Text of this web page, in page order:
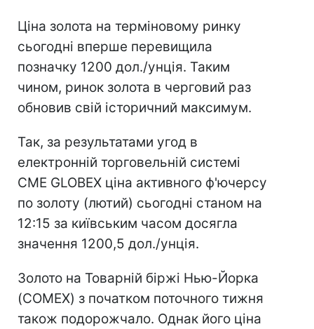
Ціна золота на терміновому ринку
сьогодні вперше перевищила
позначку 1200 дол./унція. Таким
чином, ринок золота в черговий раз
обновив свій історичний максимум.
Так, за результатами угод в
електронній торговельній системі
CME GLOBEX ціна активного ф'ючерсу
по золоту (лютий) сьогодні станом на
12:15 за київським часом досягла
значення 1200,5 дол./унція.
Золото на Товарній біржі Нью-Йорка
(COMEX) з початком поточного тижня
також подорожчало. Однак його ціна